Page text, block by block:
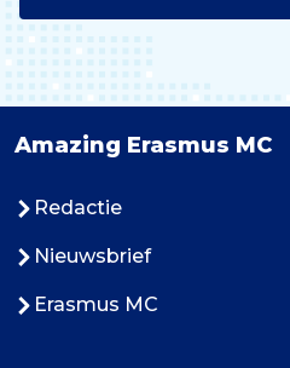
Amazing Erasmus MC
Redactie
Nieuwsbrief
Erasmus MC